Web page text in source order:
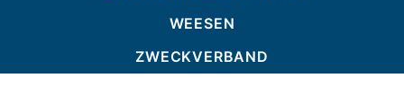
WEESEN
ZWECKVERBAND